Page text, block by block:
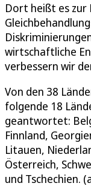
Dort heißt es zur
wirtschaftliche
verbessern wir
Von den 38
folgende 18
geantwortet:
Finnland,
Litauen,
Österreich,
und Tschechien.